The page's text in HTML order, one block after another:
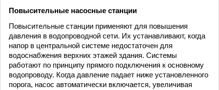
Повысительные насосные станции
Повысительные станции применяют для повышения
давления в водопроводной сети. Их устанавливают, когда
напор в центральной системе недостаточен для
водоснабжения верхних этажей здания. Системы
работают по принципу прямого подключения к основному
водопроводу. Когда давление падает ниже установленного
порога, насос автоматически включается, увеличивая